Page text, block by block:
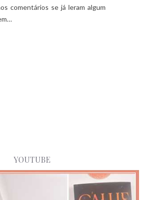
comentários se já leram algum
YOUTUBE